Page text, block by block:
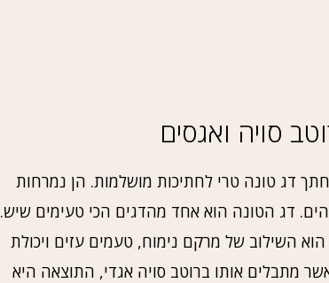
סויה ואגסים
דג טונה טרי לחתיכות מושלמות. הן נמרחות
דג הטונה הוא אחד מהדגים הכי טעימים שיש.
השילוב של מרקם נימוח, טעמים עזים ויכולת
מתבלים אותו ברוטב סויה אגדי, התוצאה היא